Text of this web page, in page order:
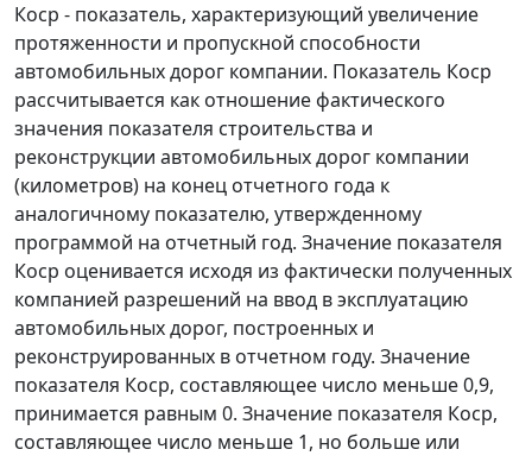
Коср - показатель, характеризующий увеличение
протяженности и пропускной способности
автомобильных дорог компании. Показатель Коср
рассчитывается как отношение фактического
значения показателя строительства и
реконструкции автомобильных дорог компании
(километров) на конец отчетного года к
аналогичному показателю, утвержденному
программой на отчетный год. Значение показателя
Коср оценивается исходя из фактически полученных
компанией разрешений на ввод в эксплуатацию
автомобильных дорог, построенных и
реконструированных в отчетном году. Значение
показателя Коср, составляющее число меньше 0,9,
принимается равным 0. Значение показателя Коср,
составляющее число меньше 1, но больше или